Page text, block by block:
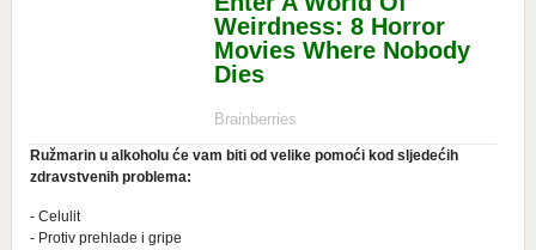
Ružmarin u alkoholu će vam biti od velike pomoći kod sljedećih
zdravstvenih problema:
- Celulit
- Protiv prehlade i gripe